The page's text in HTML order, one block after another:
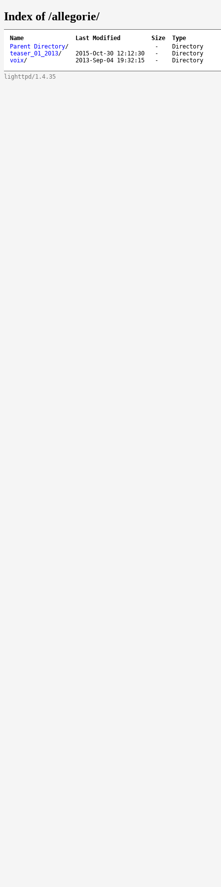
Index of /allegorie/
Name Last Modified Size
Type
Parent Directory/ -
Directory
teaser_01_2013/ 2015-Oct-30 12:12:30 -
Directory
voix/ 2013-Sep-04 19:32:15 - Directory
lighttpd/1.4.35